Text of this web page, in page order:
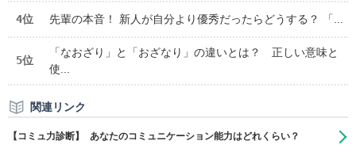
4位 先輩の本音！ 新人が自分より優秀だったらどうする？ 「...
5位
「なおざり」と「おざなり」の違いとは？ 正しい意味と
使...
関連リンク
【コミュ力診断】 あなたのコミュニケーション能力はどれくらい？